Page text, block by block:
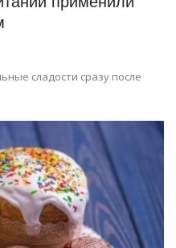
сладости сразу после